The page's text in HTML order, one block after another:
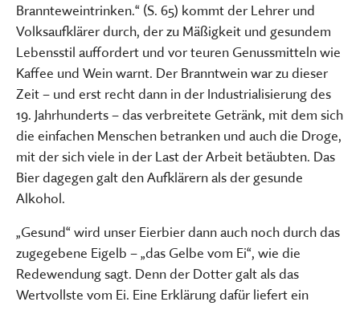
Brannteweintrinken.“ (S. 65) kommt der Lehrer und
Volksaufklärer durch, der zu Mäßigkeit und gesundem
Lebensstil auffordert und vor teuren Genussmitteln wie
Kaffee und Wein warnt. Der Branntwein war zu dieser
Zeit – und erst recht dann in der Industrialisierung des
19. Jahrhunderts – das verbreitete Getränk, mit dem sich
die einfachen Menschen betranken und auch die Droge,
mit der sich viele in der Last der Arbeit betäubten. Das
Bier dagegen galt den Aufklärern als der gesunde
Alkohol.
„Gesund“ wird unser Eierbier dann auch noch durch das
zugegebene Eigelb – „das Gelbe vom Ei“, wie die
Redewendung sagt. Denn der Dotter galt als das
Wertvollste vom Ei. Eine Erklärung dafür liefert ein